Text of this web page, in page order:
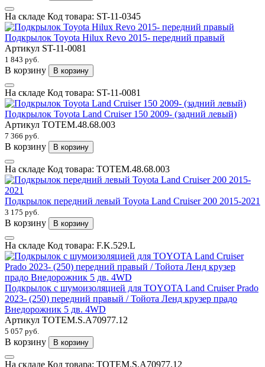
На складе Код товара: ST-11-0345
Подкрылок Toyota Hilux Revo 2015- передний правый
Артикул ST-11-0081
1 843 руб.
В корзину В корзину
На складе Код товара: ST-11-0081
Подкрылок Toyota Land Cruiser 150 2009- (задний левый)
Артикул TOTEM.48.68.003
7 366 руб.
В корзину В корзину
На складе Код товара: TOTEM.48.68.003
Подкрылок передний левый Toyota Land Cruiser 200 2015-2021
3 175 руб.
В корзину В корзину
На складе Код товара: F.K.529.L
Подкрылок с шумоизоляцией для TOYOTA Land Cruiser Prado
2023- (250) передний правый / Тойота Ленд крузер прадо
Внедорожник 5 дв. 4WD
Артикул TOTEM.S.A70977.12
5 057 руб.
В корзину В корзину
На складе Код товара: TOTEM.S.A70977.12